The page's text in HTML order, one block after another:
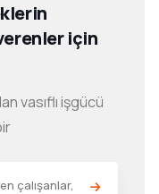
için
vasıflı işgücü
çalışanlar,